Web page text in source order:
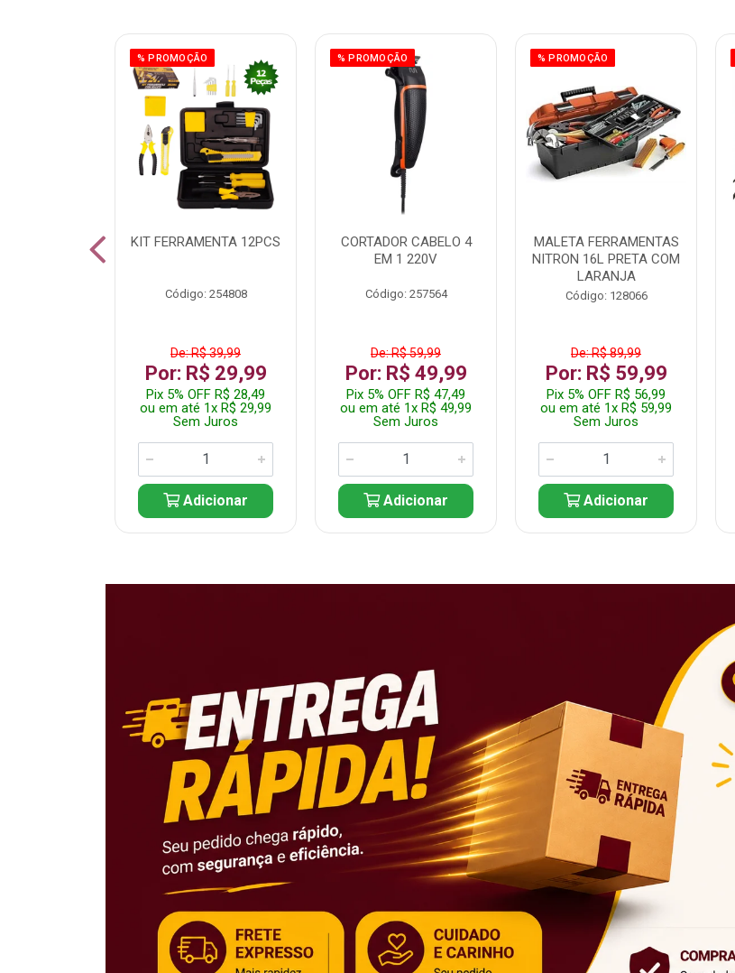
% PROMOÇÃO
KIT FERRAMENTA 12PCS
Código: 254808
De: R$ 39,99
Por: R$ 29,99
Pix 5% OFF R$ 28,49
ou em até 1x R$ 29,99
Sem Juros
Adicionar
% PROMOÇÃO
CORTADOR CABELO 4
EM 1 220V
Código: 257564
De: R$ 59,99
Por: R$ 49,99
Pix 5% OFF R$ 47,49
ou em até 1x R$ 49,99
Sem Juros
Adicionar
% PROMOÇÃO
MALETA FERRAMENTAS
NITRON 16L PRETA COM
LARANJA
Código: 128066
De: R$ 89,99
Por: R$ 59,99
Pix 5% OFF R$ 56,99
ou em até 1x R$ 59,99
Sem Juros
Adicionar